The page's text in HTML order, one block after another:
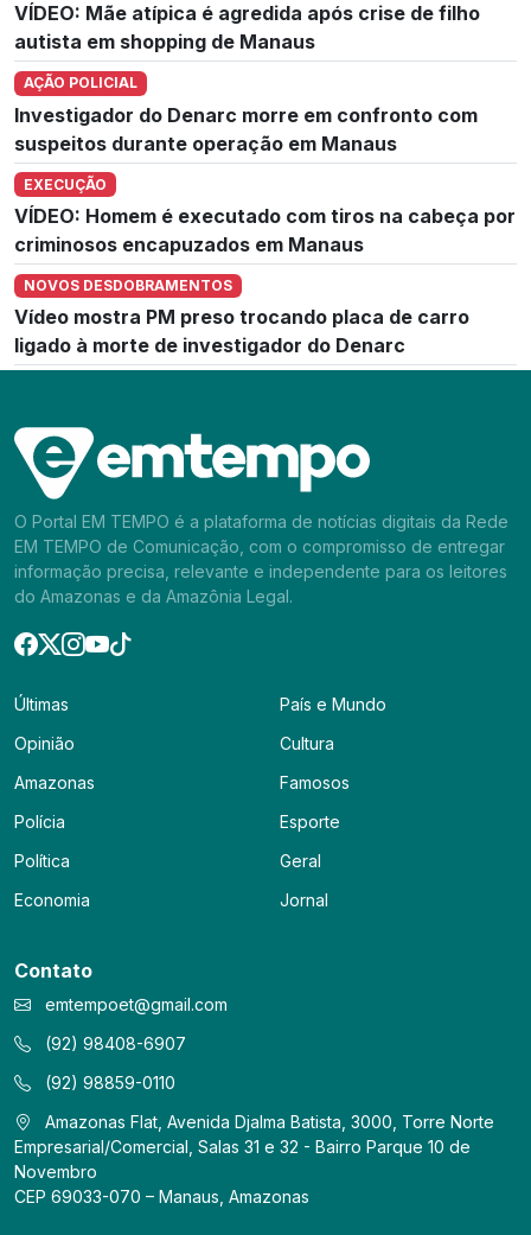
VÍDEO: Mãe atípica é agredida após crise de filho
autista em shopping de Manaus
AÇÃO POLICIAL
Investigador do Denarc morre em confronto com
suspeitos durante operação em Manaus
EXECUÇÃO
VÍDEO: Homem é executado com tiros na cabeça por
criminosos encapuzados em Manaus
NOVOS DESDOBRAMENTOS
Vídeo mostra PM preso trocando placa de carro
ligado à morte de investigador do Denarc
O Portal EM TEMPO é a plataforma de notícias digitais da Rede
EM TEMPO de Comunicação, com o compromisso de entregar
informação precisa, relevante e independente para os leitores
do Amazonas e da Amazônia Legal.
Últimas
Opinião
Amazonas
Polícia
Política
Economia
País e Mundo
Cultura
Famosos
Esporte
Geral
Jornal
Contato
emtempoet@gmail.com
(92) 98408-6907
(92) 98859-0110
Amazonas Flat, Avenida Djalma Batista, 3000, Torre Norte
Empresarial/Comercial, Salas 31 e 32 - Bairro Parque 10 de
Novembro
CEP 69033-070 – Manaus, Amazonas